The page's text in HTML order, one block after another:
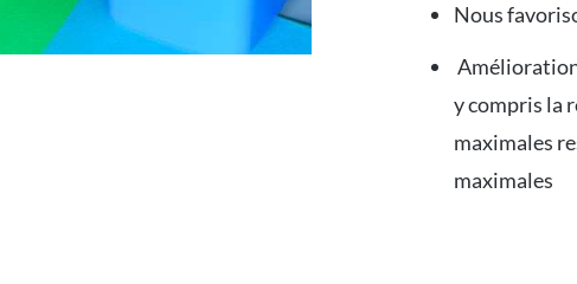
Nous
Amélioration
y compris la
maximales